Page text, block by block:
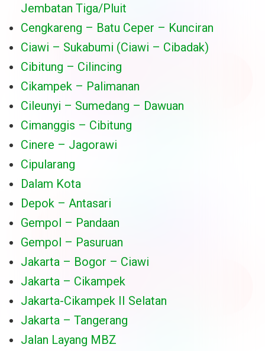
Jembatan Tiga/Pluit
Cengkareng – Batu Ceper – Kunciran
Ciawi – Sukabumi (Ciawi – Cibadak)
Cibitung – Cilincing
Cikampek – Palimanan
Cileunyi – Sumedang – Dawuan
Cimanggis – Cibitung
Cinere – Jagorawi
Cipularang
Dalam Kota
Depok – Antasari
Gempol – Pandaan
Gempol – Pasuruan
Jakarta – Bogor – Ciawi
Jakarta – Cikampek
Jakarta-Cikampek II Selatan
Jakarta – Tangerang
Jalan Layang MBZ